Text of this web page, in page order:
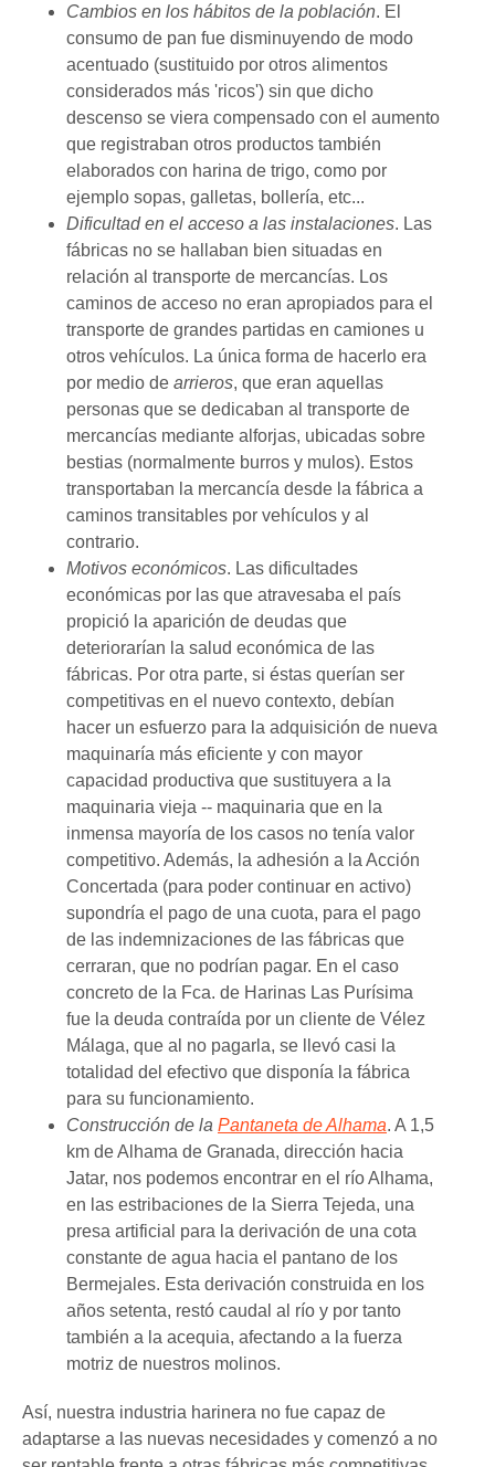
Cambios en los hábitos de la población. El
consumo de pan fue disminuyendo de modo
acentuado (sustituido por otros alimentos
considerados más 'ricos') sin que dicho
descenso se viera compensado con el aumento
que registraban otros productos también
elaborados con harina de trigo, como por
ejemplo sopas, galletas, bollería, etc...
Dificultad en el acceso a las instalaciones. Las
fábricas no se hallaban bien situadas en
relación al transporte de mercancías. Los
caminos de acceso no eran apropiados para el
transporte de grandes partidas en camiones u
otros vehículos. La única forma de hacerlo era
por medio de arrieros, que eran aquellas
personas que se dedicaban al transporte de
mercancías mediante alforjas, ubicadas sobre
bestias (normalmente burros y mulos). Estos
transportaban la mercancía desde la fábrica a
caminos transitables por vehículos y al
contrario.
Motivos económicos. Las dificultades
económicas por las que atravesaba el país
propició la aparición de deudas que
deteriorarían la salud económica de las
fábricas. Por otra parte, si éstas querían ser
competitivas en el nuevo contexto, debían
hacer un esfuerzo para la adquisición de nueva
maquinaría más eficiente y con mayor
capacidad productiva que sustituyera a la
maquinaria vieja -- maquinaria que en la
inmensa mayoría de los casos no tenía valor
competitivo. Además, la adhesión a la Acción
Concertada (para poder continuar en activo)
supondría el pago de una cuota, para el pago
de las indemnizaciones de las fábricas que
cerraran, que no podrían pagar. En el caso
concreto de la Fca. de Harinas Las Purísima
fue la deuda contraída por un cliente de Vélez
Málaga, que al no pagarla, se llevó casi la
totalidad del efectivo que disponía la fábrica
para su funcionamiento.
Construcción de la Pantaneta de Alhama. A 1,5
km de Alhama de Granada, dirección hacia
Jatar, nos podemos encontrar en el río Alhama,
en las estribaciones de la Sierra Tejeda, una
presa artificial para la derivación de una cota
constante de agua hacia el pantano de los
Bermejales. Esta derivación construida en los
años setenta, restó caudal al río y por tanto
también a la acequia, afectando a la fuerza
motriz de nuestros molinos.
Así, nuestra industria harinera no fue capaz de
adaptarse a las nuevas necesidades y comenzó a no